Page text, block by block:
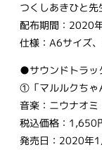
つくしあきひと
配布期間：2020
仕様：A6サイズ
●サウンドトラッ
①「マルルクちゃ
音楽：ニウナオミ
税込価格：1,650
発売日：2020年